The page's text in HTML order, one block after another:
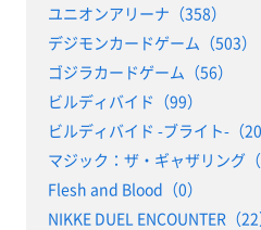
ユニオンアリーナ（358）
デジモンカードゲーム（503）
ゴジラカードゲーム（56）
ビルディバイド（99）
ビルディバイド -ブライト-（20
マジック：ザ・ギャザリング（
Flesh and Blood（0）
NIKKE DUEL ENCOUNTER（22